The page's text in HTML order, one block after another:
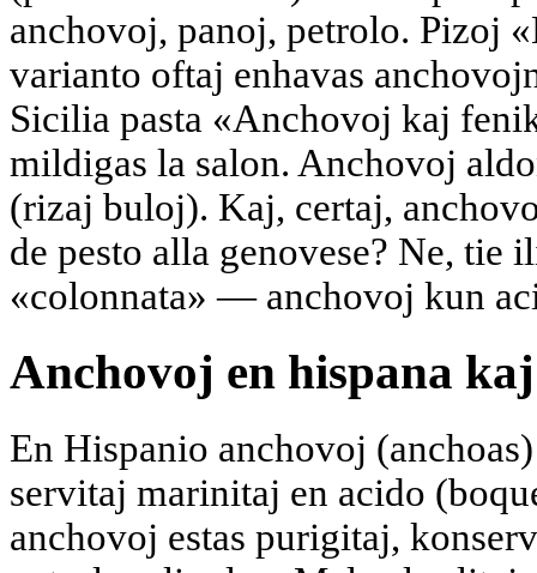
anchovoj, panoj, petrolo. Pizoj
varianto oftaj enhavas
Sicilia pasta «Anchovoj kaj
mildigas la salon. Anchovoj
(rizaj buloj). Kaj, certaj,
de pesto alla genovese? Ne, tie
«colonnata» — anchovoj kun
Anchovoj en hispana
En Hispanio anchovoj
servitaj marinitaj en acido
anchovoj estas purigitaj,